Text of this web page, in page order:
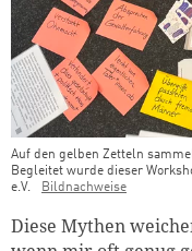
Auf den gelben Zetteln
Begleitet wurde dieser
e.V.
Bildnachweise
Diese Mythen